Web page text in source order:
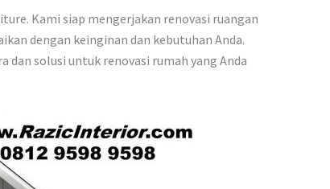
Kami siap mengerjakan renovasi ruangan
dengan keinginan dan kebutuhan Anda.
solusi untuk renovasi rumah yang Anda